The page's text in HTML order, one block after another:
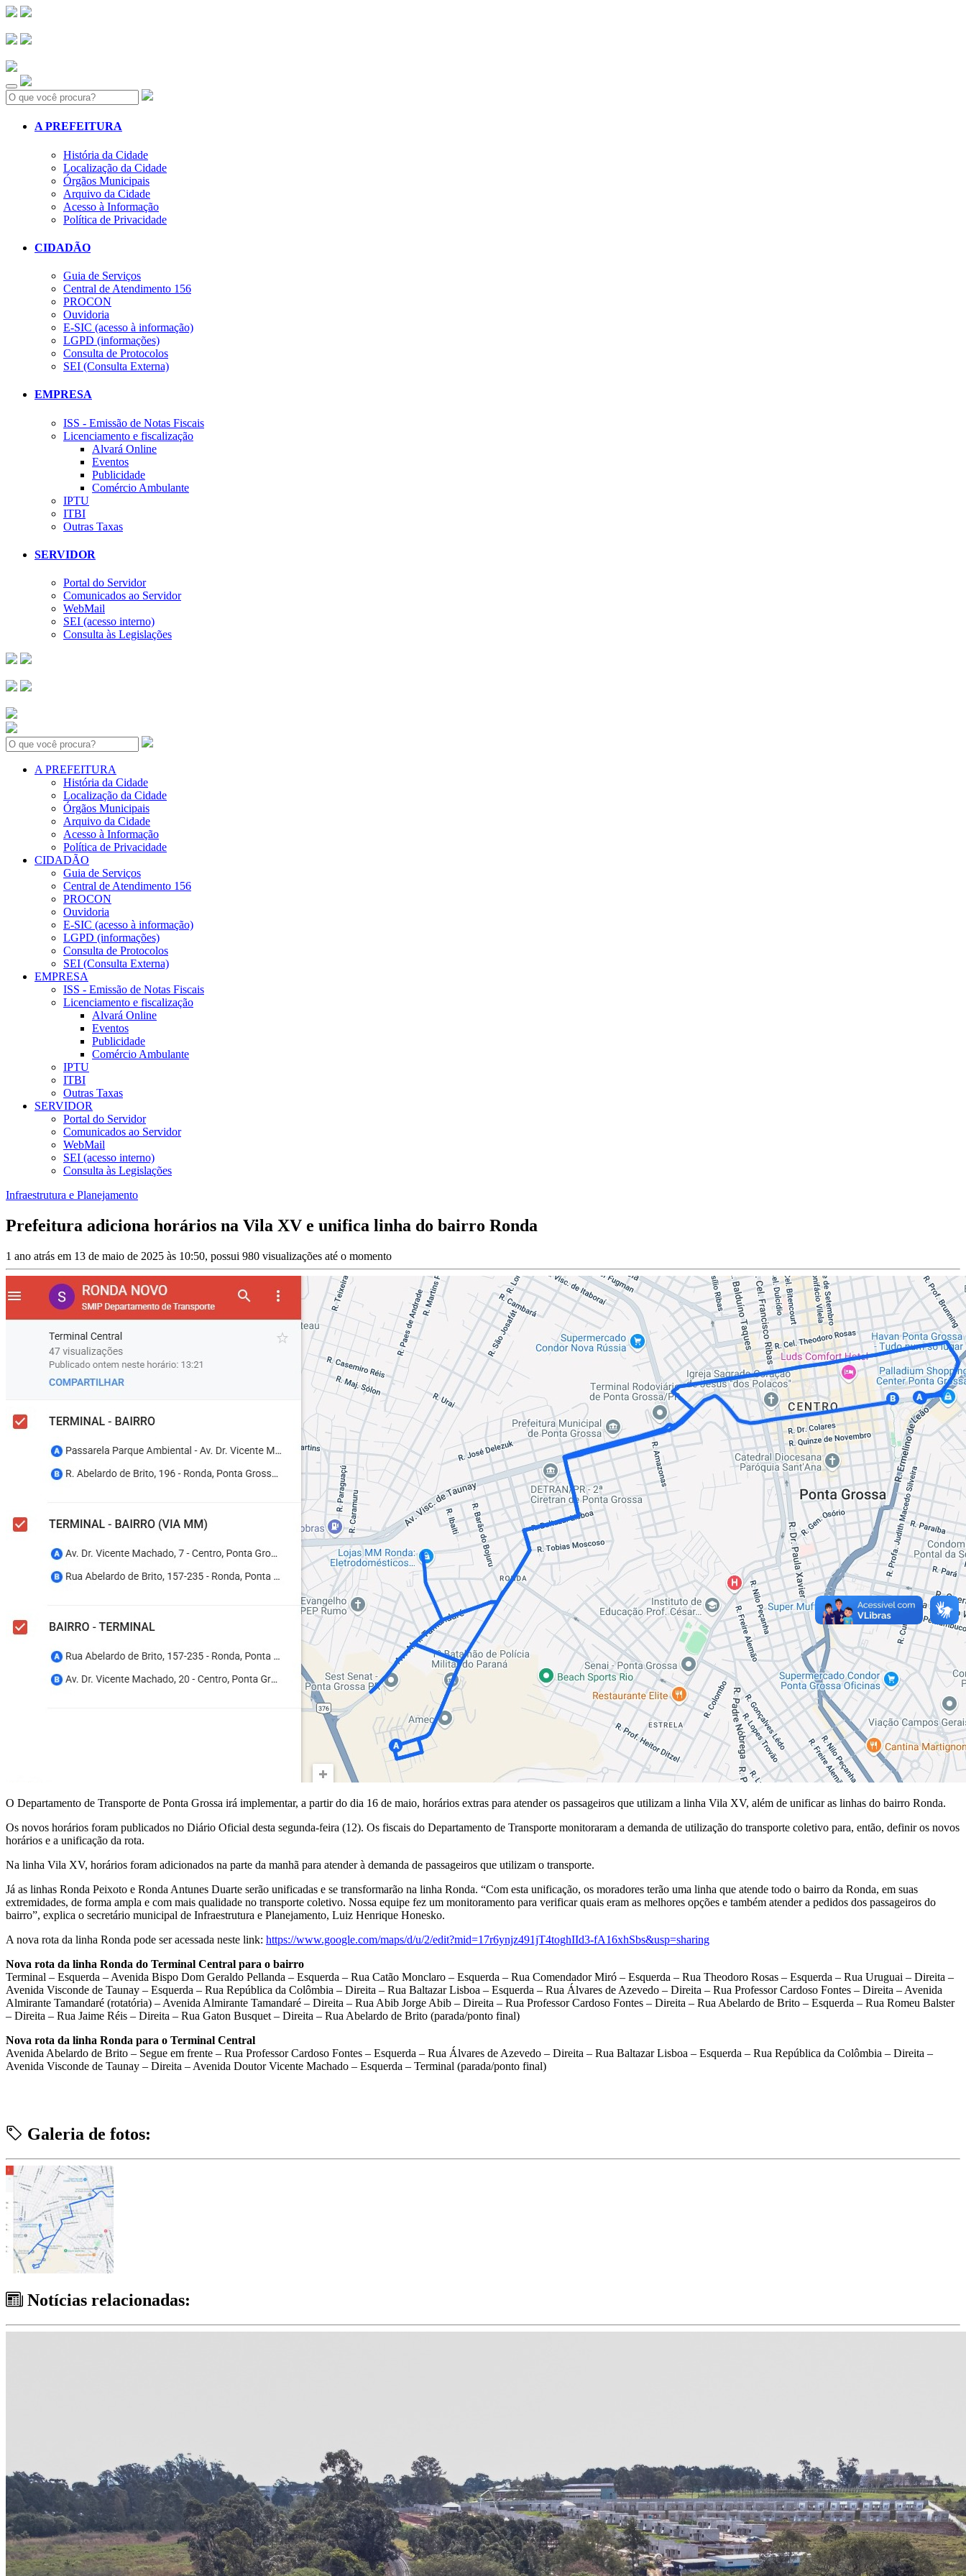
Search:
A PREFEITURA
História da Cidade
Localização da Cidade
Órgãos Municipais
Arquivo da Cidade
Acesso à Informação
Política de Privacidade
CIDADÃO
Guia de Serviços
Central de Atendimento 156
PROCON
Ouvidoria
E-SIC (acesso à informação)
LGPD (informações)
Consulta de Protocolos
SEI (Consulta Externa)
EMPRESA
ISS - Emissão de Notas Fiscais
Licenciamento e fiscalização
Alvará Online
Eventos
Publicidade
Comércio Ambulante
IPTU
ITBI
Outras Taxas
SERVIDOR
Portal do Servidor
Comunicados ao Servidor
WebMail
SEI (acesso interno)
Consulta às Legislações
Search:
A PREFEITURA
História da Cidade
Localização da Cidade
Órgãos Municipais
Arquivo da Cidade
Acesso à Informação
Política de Privacidade
CIDADÃO
Guia de Serviços
Central de Atendimento 156
PROCON
Ouvidoria
E-SIC (acesso à informação)
LGPD (informações)
Consulta de Protocolos
SEI (Consulta Externa)
EMPRESA
ISS - Emissão de Notas Fiscais
Licenciamento e fiscalização
Alvará Online
Eventos
Publicidade
Comércio Ambulante
IPTU
ITBI
Outras Taxas
SERVIDOR
Portal do Servidor
Comunicados ao Servidor
WebMail
SEI (acesso interno)
Consulta às Legislações
Infraestrutura e Planejamento
Prefeitura adiciona horários na Vila XV e unifica linha do bairro Ronda
1 ano atrás em 13 de maio de 2025 às 10:50, possui 980 visualizações até o momento
O Departamento de Transporte de Ponta Grossa irá implementar, a partir do dia 16 de maio, horários extras para atender os passageiros que utilizam a linha Vila XV, além de unificar as linhas do bairro Ronda.
Os novos horários foram publicados no Diário Oficial desta segunda-feira (12). Os fiscais do Departamento de Transporte monitoraram a demanda de utilização do transporte coletivo para, então, definir os novos
horários e a unificação da rota.
Na linha Vila XV, horários foram adicionados na parte da manhã para atender à demanda de passageiros que utilizam o transporte.
Já as linhas Ronda Peixoto e Ronda Antunes Duarte serão unificadas e se transformarão na linha Ronda. “Com esta unificação, os moradores terão uma linha que atende todo o bairro da Ronda, em suas
extremidades, de forma ampla e com mais qualidade no transporte coletivo. Nossa equipe fez um monitoramento para verificar quais eram as melhores opções e também atender a pedidos dos passageiros do
bairro”, explica o secretário municipal de Infraestrutura e Planejamento, Luiz Henrique Honesko.
A nova rota da linha Ronda pode ser acessada neste link: https://www.google.com/maps/d/u/2/edit?mid=17r6ynjz491jT4toghIId3-fA16xhSbs&usp=sharing
Nova rota da linha Ronda do Terminal Central para o bairro
Terminal – Esquerda – Avenida Bispo Dom Geraldo Pellanda – Esquerda – Rua Catão Monclaro – Esquerda – Rua Comendador Miró – Esquerda – Rua Theodoro Rosas – Esquerda – Rua Uruguai – Direita –
Avenida Visconde de Taunay – Esquerda – Rua República da Colômbia – Direita – Rua Baltazar Lisboa – Esquerda – Rua Álvares de Azevedo – Direita – Rua Professor Cardoso Fontes – Direita – Avenida
Almirante Tamandaré (rotatória) – Avenida Almirante Tamandaré – Direita – Rua Abib Jorge Abib – Direita – Rua Professor Cardoso Fontes – Direita – Rua Abelardo de Brito – Esquerda – Rua Romeu Balster
– Direita – Rua Jaime Réis – Direita – Rua Gaton Busquet – Direita – Rua Abelardo de Brito (parada/ponto final)
Nova rota da linha Ronda para o Terminal Central
Avenida Abelardo de Brito – Segue em frente – Rua Professor Cardoso Fontes – Esquerda – Rua Álvares de Azevedo – Direita – Rua Baltazar Lisboa – Esquerda – Rua República da Colômbia – Direita –
Avenida Visconde de Taunay – Direita – Avenida Doutor Vicente Machado – Esquerda – Terminal (parada/ponto final)
Galeria de fotos:
Notícias relacionadas: